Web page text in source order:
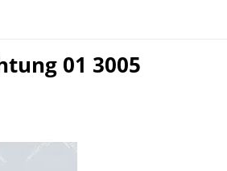
01 3005